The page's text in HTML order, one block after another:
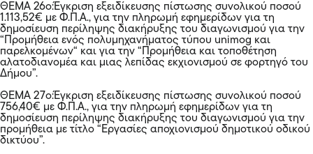
ΘΕΜΑ 26ο:Έγκριση εξειδίκευσης πίστωσης συνολικού ποσού
1.113,52€ με Φ.Π.Α., για την πληρωμή εφημερίδων για τη
δημοσίευση περίληψης διακήρυξης του διαγωνισμού για την
“Προμήθεια ενός πολυμηχανήματος τύπου unimog και
παρελκομένων“ και για την “Προμήθεια και τοποθέτηση
αλατοδιανομέα και μιας λεπίδας εκχιονισμού σε φορτηγό του
Δήμου”.
ΘΕΜΑ 27ο:Έγκριση εξειδίκευσης πίστωσης συνολικού ποσού
756,40€ με Φ.Π.Α., για την πληρωμή εφημερίδων για τη
δημοσίευση περίληψης διακήρυξης του διαγωνισμού για την
προμήθεια με τίτλο “Εργασίες αποχιονισμού δημοτικού οδικού
δικτύου”.